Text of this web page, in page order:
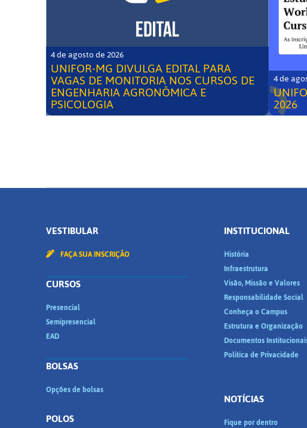
4 de agosto de 2026
UNIFOR-MG DIVULGA EDITAL PARA
VAGAS DE MONITORIA NOS CURSOS DE
ENGENHARIA AGRONÔMICA E
PSICOLOGIA
4 de
2026
VESTIBULAR
FAÇA SUA INSCRIÇÃO
CURSOS
Presencial
Semipresencial
EAD
BOLSAS
Opções de bolsas
POLOS
INSTITUCIONAL
História
Infraestrutura
Visão, Missão e Valores
Responsabilidade Social
Conheça o Campus
Estrutura e Organização
Documentos
Política de Privacidade
NOTÍCIAS
Fique por dentro